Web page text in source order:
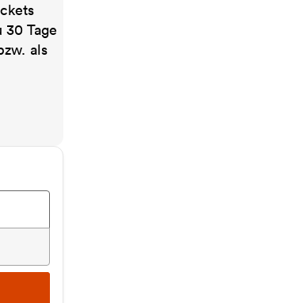
Tage
als